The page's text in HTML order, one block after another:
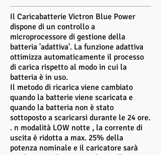
Il Caricabatterie Victron Blue Power
dispone di un controllo a
microprocessore di gestione della
batteria 'adattiva'. La funzione adattiva
ottimizza automaticamente il processo
di carica rispetto al modo in cui la
batteria è in uso.
Il metodo di ricarica viene cambiato
quando la batterie viene scaricata e
quando la batteria non è stato
sottoposto a scaricarsi durante le 24 ore.
. n modalità LOW notte , la corrente di
uscita è ridotta a max. 25% della
potenza nominale e il caricatore sarà